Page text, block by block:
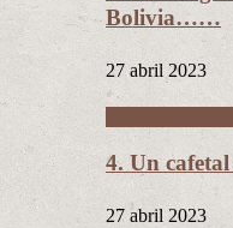
Bolivia……
27 abril 2023
4. Un
27 abril 2023